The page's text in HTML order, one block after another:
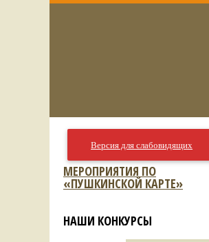
Версия для слабовидящих
МЕРОПРИЯТИЯ ПО
«ПУШКИНСКОЙ КАРТЕ»
НАШИ КОНКУРСЫ